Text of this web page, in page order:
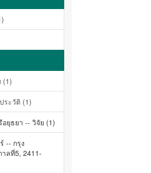
(1)
ระวัติ (1)
ยุธยา -- วิจัย (1)
-- กรุง
ลที่5, 2411-